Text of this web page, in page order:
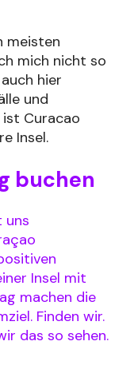
meisten
mich nicht so
hier
und
Curacao
Insel.
buchen
uns
Insel mit
machen die
Finden wir.
das so sehen.